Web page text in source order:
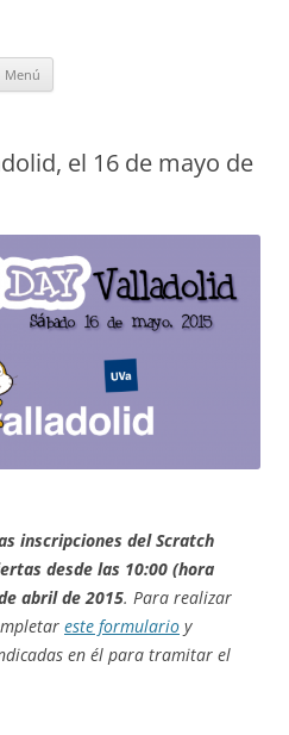
Menú
el 16 de mayo de
inscripciones del Scratch
desde las 10:00 (hora
abril de 2015. Para realizar
este formulario y
en él para tramitar el